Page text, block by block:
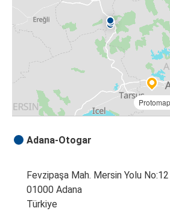
Adana-Otogar
Fevzipaşa Mah. Mersin Yolu No:12
01000 Adana
Türkiye